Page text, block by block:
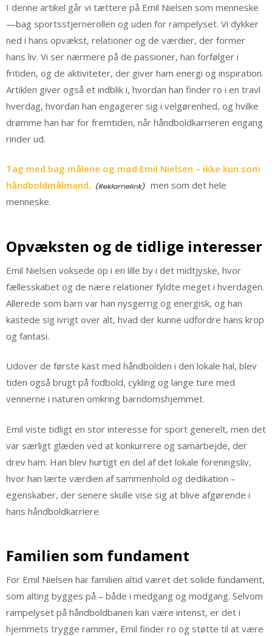
I denne artikel går vi tættere på Emil Nielsen som menneske
—bag sportsstjernerollen og uden for rampelyset. Vi dykker
ned i hans opvækst, relationer og de værdier, der former
hans liv. Vi ser nærmere på de passioner, han forfølger i
fritiden, og de aktiviteter, der giver ham energi og inspiration.
Artiklen giver også et indblik i, hvordan han finder ro i en travl
hverdag, hvordan han engagerer sig i velgørenhed, og hvilke
drømme han har for fremtiden, når håndboldkarrieren engang
rinder ud.
Tag med bag målene og mød Emil Nielsen – ikke kun som
håndboldmålmand,
men som det hele
menneske.
Opvæksten og de tidlige interesser
Emil Nielsen voksede op i en lille by i det midtjyske, hvor
fællesskabet og de nære relationer fyldte meget i hverdagen.
Allerede som barn var han nysgerrig og energisk, og han
kastede sig ivrigt over alt, hvad der kunne udfordre hans krop
og fantasi.
Udover de første kast med håndbolden i den lokale hal, blev
tiden også brugt på fodbold, cykling og lange ture med
vennerne i naturen omkring barndomshjemmet.
Emil viste tidligt en stor interesse for sport generelt, men det
var særligt glæden ved at konkurrere og samarbejde, der
drev ham. Han blev hurtigt en del af det lokale foreningsliv,
hvor han lærte værdien af sammenhold og dedikation –
egenskaber, der senere skulle vise sig at blive afgørende i
hans håndboldkarriere.
Familien som fundament
For Emil Nielsen har familien altid været det solide fundament,
som alting bygges på – både i medgang og modgang. Selvom
rampelyset på håndboldbanen kan være intenst, er det i
hjemmets trygge rammer, Emil finder ro og støtte til at være